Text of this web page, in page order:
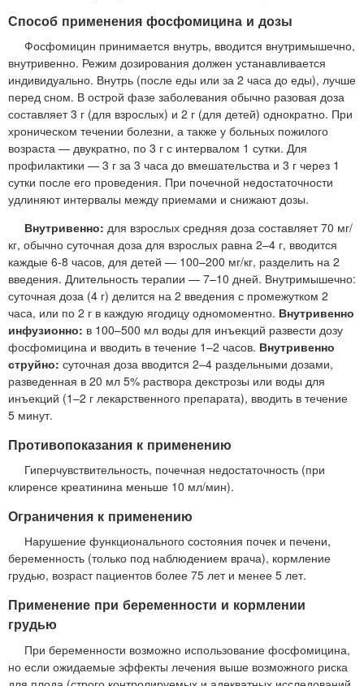
Способ применения фосфомицина и дозы
Фосфомицин принимается внутрь, вводится внутримышечно,
внутривенно. Режим дозирования должен устанавливается
индивидуально. Внутрь (после еды или за 2 часа до еды), лучше
перед сном. В острой фазе заболевания обычно разовая доза
составляет 3 г (для взрослых) и 2 г (для детей) однократно. При
хроническом течении болезни, а также у больных пожилого
возраста — двукратно, по 3 г с интервалом 1 сутки. Для
профилактики — 3 г за 3 часа до вмешательства и 3 г через 1
сутки после его проведения. При почечной недостаточности
удлиняют интервалы между приемами и снижают дозы.
Внутривенно: для взрослых средняя доза составляет 70 мг/
кг, обычно суточная доза для взрослых равна 2–4 г, вводится
каждые 6-8 часов, для детей — 100–200 мг/кг, разделить на 2
введения. Длительность терапии — 7–10 дней. Внутримышечно:
суточная доза (4 г) делится на 2 введения с промежутком 2
часа, или по 2 г в каждую ягодицу одномоментно. Внутривенно
инфузионно: в 100–500 мл воды для инъекций развести дозу
фосфомицина и вводить в течение 1–2 часов. Внутривенно
струйно: суточная доза вводится 2–4 раздельными дозами,
разведенная в 20 мл 5% раствора декстрозы или воды для
инъекций (1–2 г лекарственного препарата), вводить в течение
5 минут.
Противопоказания к применению
Гиперчувствительность, почечная недостаточность (при
клиренсе креатинина меньше 10 мл/мин).
Ограничения к применению
Нарушение функционального состояния почек и печени,
беременность (только под наблюдением врача), кормление
грудью, возраст пациентов более 75 лет и менее 5 лет.
Применение при беременности и кормлении
грудью
При беременности возможно использование фосфомицина,
но если ожидаемые эффекты лечения выше возможного риска